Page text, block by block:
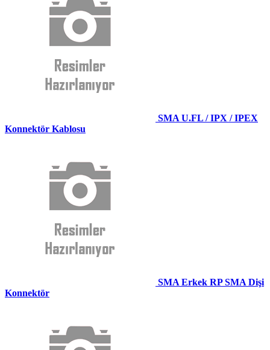
SMA U.FL / IPX / IPEX
Konnektör Kablosu
SMA Erkek RP SMA Dişi
Konnektör